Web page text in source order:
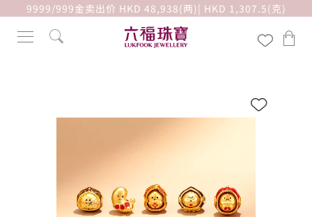
9999/999金卖出价 HKD 48,938(两)| HKD 1,307.5(克)